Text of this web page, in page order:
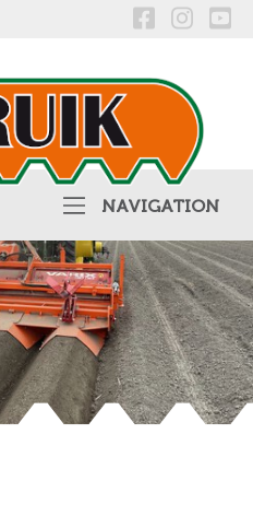
Español
українська
NAVIGATION